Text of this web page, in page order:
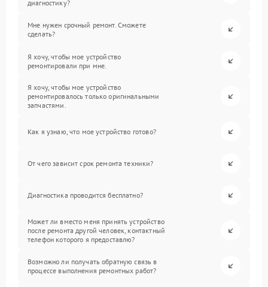
диагностику?
Мне нужен срочный ремонт. Сможете
сделать?
Я хочу, чтобы мое устройство
ремонтировали при мне.
Я хочу, чтобы мое устройство
ремонтировалось только оригинальными
запчастями.
Как я узнаю, что мое устройство готово?
От чего зависит срок ремонта техники?
Диагностика проводится бесплатно?
Может ли вместо меня принять устройство
после ремонта другой человек, контактный
телефон которого я предоставлю?
Возможно ли получать обратную связь в
процессе выполнения ремонтных работ?